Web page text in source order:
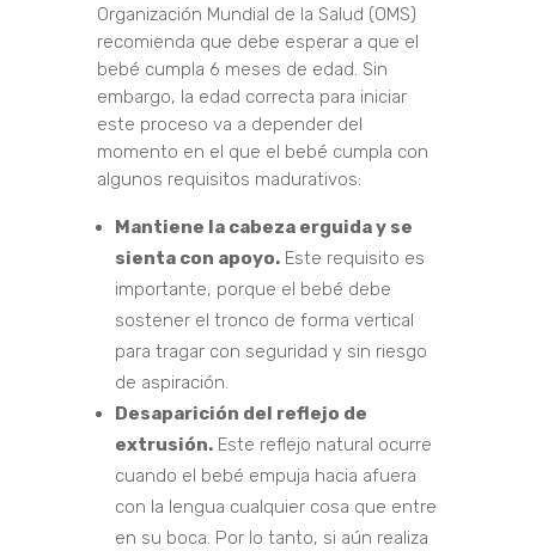
Organización Mundial de la Salud (OMS)
recomienda que debe esperar a que el
bebé cumpla 6 meses de edad. Sin
embargo, la edad correcta para iniciar
este proceso va a depender del
momento en el que el bebé cumpla con
algunos requisitos madurativos:
Mantiene la cabeza erguida y se
sienta con apoyo.Este requisito es
importante, porque el bebé debe
sostener el tronco de forma vertical
para tragar con seguridad y sin riesgo
de aspiración.
Desaparición del reflejo de
extrusión.Este reflejo natural ocurre
cuando el bebé empuja hacia afuera
con la lengua cualquier cosa que entre
en su boca. Por lo tanto, si aún realiza